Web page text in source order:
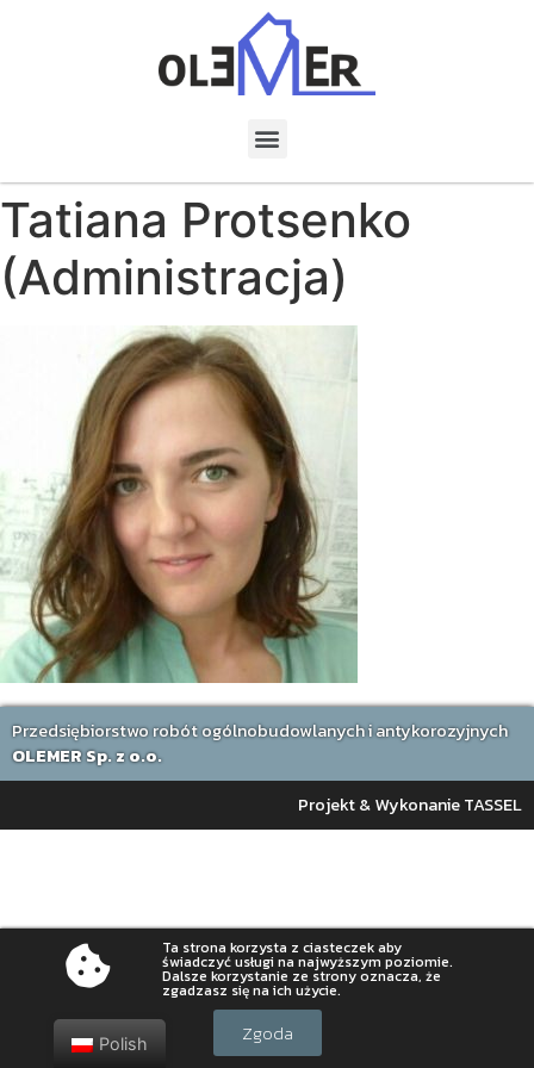
Tatiana Protsenko
(Administracja)
Przedsiębiorstwo robót ogólnobudowlanych i antykorozyjnych
OLEMER Sp. z o.o.
Projekt & Wykonanie TASSEL
Polish
Ta strona korzysta z ciasteczek aby
świadczyć usługi na najwyższym poziomie.
Dalsze korzystanie ze strony oznacza, że
zgadzasz się na ich użycie.
Zgoda